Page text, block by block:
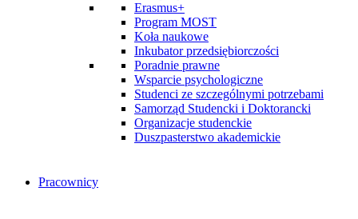
Erasmus+
Program MOST
Koła naukowe
Inkubator przedsiębiorczości
Poradnie prawne
Wsparcie psychologiczne
Studenci ze szczególnymi potrzebami
Samorząd Studencki i Doktorancki
Organizacje studenckie
Duszpasterstwo akademickie
Pracownicy